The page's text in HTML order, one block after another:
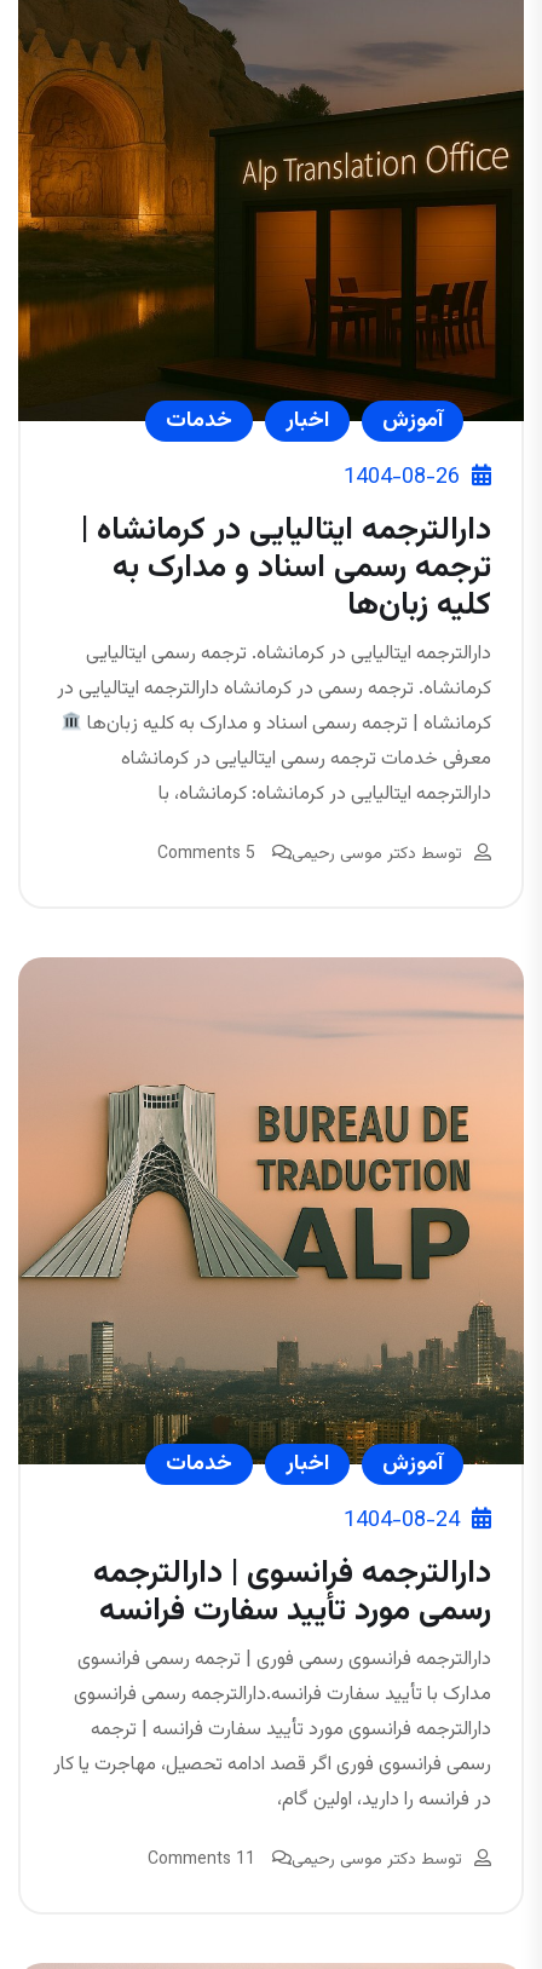
آموزش اخبار
خدمات
1404-08-26
دارالترجمه ایتالیایی در کرمانشاه |
ترجمه رسمی اسناد و مدارک به
کلیه زبان‌ها
دارالترجمه ایتالیایی در کرمانشاه. ترجمه رسمی ایتالیایی
کرمانشاه. ترجمه رسمی در کرمانشاه دارالترجمه ایتالیایی در
کرمانشاه | ترجمه رسمی اسناد و مدارک به کلیه زبان‌ها
معرفی خدمات ترجمه رسمی ایتالیایی در کرمانشاه
دارالترجمه ایتالیایی در کرمانشاه: کرمانشاه، با
توسط دکتر موسی رحیمی 5 Comments
آموزش اخبار
خدمات
1404-08-24
دارالترجمه فرانسوی | دارالترجمه
رسمی مورد تأیید سفارت فرانسه
دارالترجمه فرانسوی رسمی فوری | ترجمه رسمی فرانسوی
مدارک با تأیید سفارت فرانسه.دارالترجمه رسمی فرانسوی
دارالترجمه فرانسوی مورد تأیید سفارت فرانسه | ترجمه
رسمی فرانسوی فوری اگر قصد ادامه تحصیل، مهاجرت یا کار
در فرانسه را دارید، اولین گام،
توسط دکتر موسی رحیمی 11 Comments